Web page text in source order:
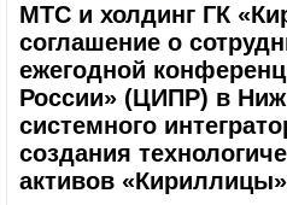
МТС и холдинг ГК
соглашение о
ежегодной
России» (ЦИПР) в
системного
создания
активов